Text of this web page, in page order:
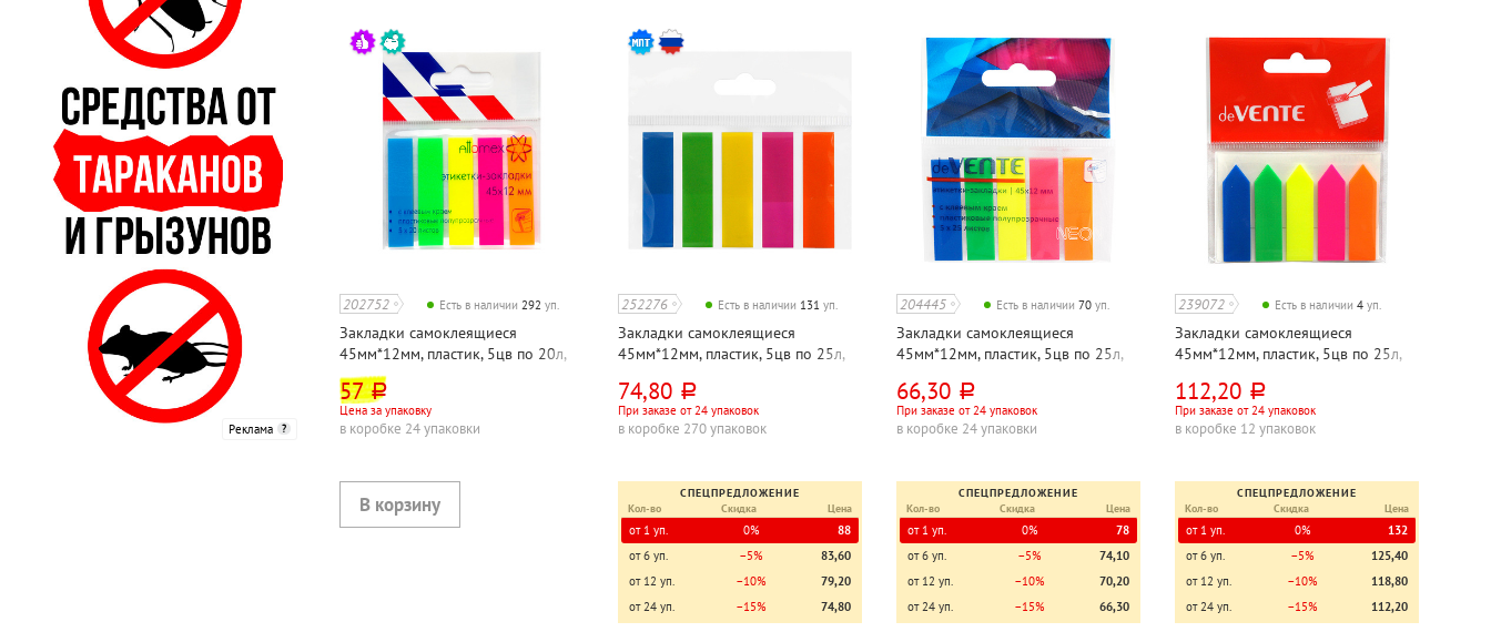
Реклама
202752 Есть в наличии292 уп.
Закладки самоклеящиеся
45мм*12мм, пластик, 5цв по 20л,
ассорти, Attomex, 100л
57 руб.
Цена за упаковку
в коробке 24 упаковки
252276 Есть в наличии 131 уп.
Закладки самоклеящиеся
45мм*12мм, пластик, 5цв по 25л,
74,80 руб.
При заказе от 24 упаковок
в коробке 270 упаковок
СПЕЦПРЕДЛОЖЕНИЕ
Кол-во
Скидка Цена
от 1 уп. 0%
88
от 6 уп.
−5%
83,60
от 12 уп.
−10%
79,20
от 24 уп.
−15% 74,80
204445 Есть в наличии70 уп.
Закладки самоклеящиеся
45мм*12мм, пластик, 5цв по 25л,
66,30 руб.
При заказе от 24 упаковок
в коробке 24 упаковки
СПЕЦПРЕДЛОЖЕНИЕ
Кол-во
Скидка Цена
от 1 уп. 0%
78
от 6 уп.
−5%
74,10
от 12 уп.
−10%
70,20
от 24 уп.
−15% 66,30
239072 Есть в наличии4 уп.
Закладки самоклеящиеся
45мм*12мм, пластик, 5цв по 25л,
112,20 руб.
При заказе от 24 упаковок
в коробке 12 упаковок
СПЕЦПРЕДЛОЖЕНИЕ
Кол-во
Скидка Цена
от 1 уп. 0%
132
от 6 уп.
−5%
125,40
от 12 уп.
−10%
118,80
от 24 уп.
−15% 112,20